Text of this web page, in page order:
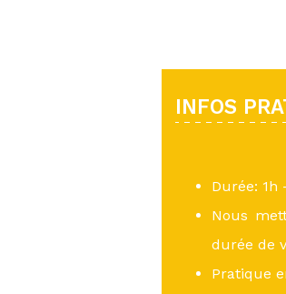
INFOS
Durée:
Nous
durée de
Pratique